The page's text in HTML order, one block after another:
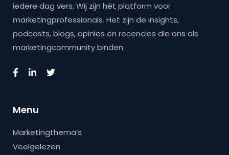
iedere dag vers. Wij zijn hét platform voor
marketingprofessionals. Het zijn de insights,
podcasts, blogs, opinies en recencies die ons als
marketingcommunity binden.
Menu
Marketingthema’s
Veelgelezen